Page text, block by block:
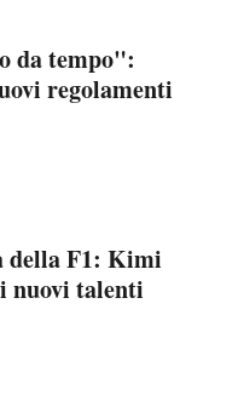
da tempo":
regolamenti
della F1: Kimi
nuovi talenti